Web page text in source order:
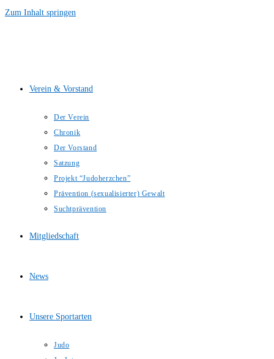
Zum Inhalt springen
Verein & Vorstand
Der Verein
Chronik
Der Vorstand
Satzung
Projekt “Judoherzchen”
Prävention (sexualisierter) Gewalt
Suchtprävention
Mitgliedschaft
News
Unsere Sportarten
Judo